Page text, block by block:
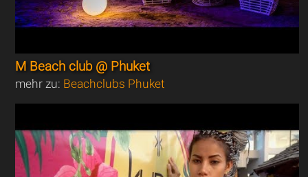
M Beach club @ Phuket
mehr zu: Beachclubs Phuket